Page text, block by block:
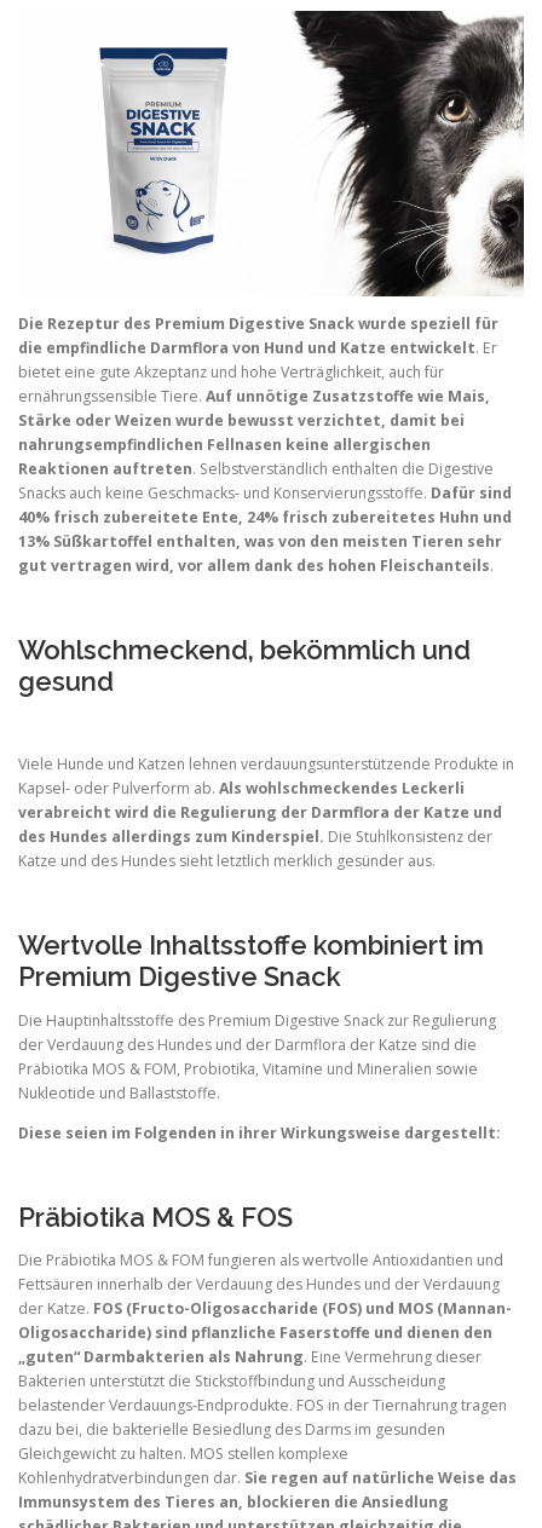
Die Rezeptur des Premium Digestive Snack wurde speziell für
die empfindliche Darmflora von Hund und Katze entwickelt. Er
bietet eine gute Akzeptanz und hohe Verträglichkeit, auch für
ernährungssensible Tiere. Auf unnötige Zusatzstoffe wie Mais,
Stärke oder Weizen wurde bewusst verzichtet, damit bei
nahrungsempfindlichen Fellnasen keine allergischen
Reaktionen auftreten. Selbstverständlich enthalten die Digestive
Snacks auch keine Geschmacks- und Konservierungsstoffe. Dafür sind
40% frisch zubereitete Ente, 24% frisch zubereitetes Huhn und
13% Süßkartoffel enthalten, was von den meisten Tieren sehr
gut vertragen wird, vor allem dank des hohen Fleischanteils.
Wohlschmeckend, bekömmlich und
gesund
Viele Hunde und Katzen lehnen verdauungsunterstützende Produkte in
Kapsel- oder Pulverform ab. Als wohlschmeckendes Leckerli
verabreicht wird die Regulierung der Darmflora der Katze und
des Hundes allerdings zum Kinderspiel. Die Stuhlkonsistenz der
Katze und des Hundes sieht letztlich merklich gesünder aus.
Wertvolle Inhaltsstoffe kombiniert im
Premium Digestive Snack
Die Hauptinhaltsstoffe des Premium Digestive Snack zur Regulierung
der Verdauung des Hundes und der Darmflora der Katze sind die
Präbiotika MOS & FOM, Probiotika, Vitamine und Mineralien sowie
Nukleotide und Ballaststoffe.
Diese seien im Folgenden in ihrer Wirkungsweise dargestellt:
Präbiotika MOS & FOS
Die Präbiotika MOS & FOM fungieren als wertvolle Antioxidantien und
Fettsäuren innerhalb der Verdauung des Hundes und der Verdauung
der Katze. FOS (Fructo-Oligosaccharide (FOS) und MOS (Mannan-
Oligosaccharide) sind pflanzliche Faserstoffe und dienen den
„guten“ Darmbakterien als Nahrung. Eine Vermehrung dieser
Bakterien unterstützt die Stickstoffbindung und Ausscheidung
belastender Verdauungs-Endprodukte. FOS in der Tiernahrung tragen
dazu bei, die bakterielle Besiedlung des Darms im gesunden
Gleichgewicht zu halten. MOS stellen komplexe
Kohlenhydratverbindungen dar. Sie regen auf natürliche Weise das
Immunsystem des Tieres an, blockieren die Ansiedlung